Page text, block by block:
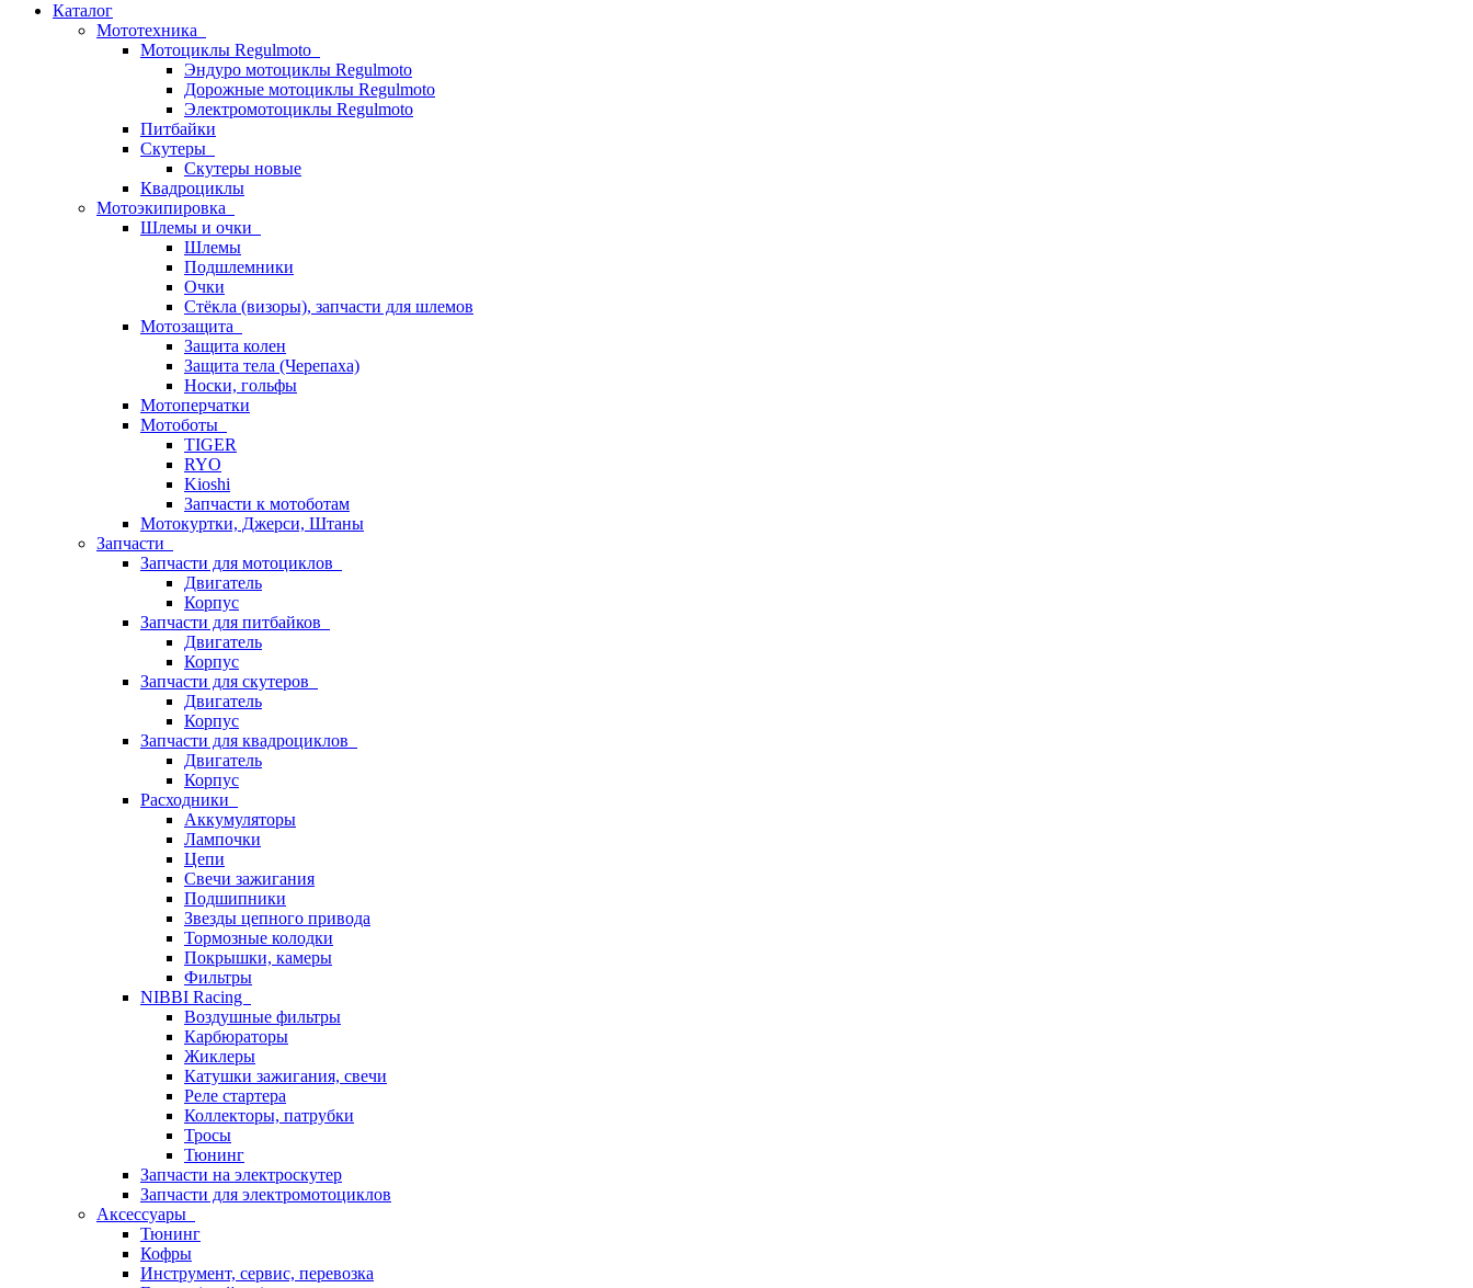
Каталог
Мототехника
Мотоциклы Regulmoto
Эндуро мотоциклы Regulmoto
Дорожные мотоциклы Regulmoto
Электромотоциклы Regulmoto
Питбайки
Скутеры
Скутеры новые
Квадроциклы
Мотоэкипировка
Шлемы и очки
Шлемы
Подшлемники
Очки
Стёкла (визоры), запчасти для шлемов
Мотозащита
Защита колен
Защита тела (Черепаха)
Носки, гольфы
Мотоперчатки
Мотоботы
TIGER
RYO
Kioshi
Запчасти к мотоботам
Мотокуртки, Джерси, Штаны
Запчасти
Запчасти для мотоциклов
Двигатель
Корпус
Запчасти для питбайков
Двигатель
Корпус
Запчасти для скутеров
Двигатель
Корпус
Запчасти для квадроциклов
Двигатель
Корпус
Расходники
Аккумуляторы
Лампочки
Цепи
Свечи зажигания
Подшипники
Звезды цепного привода
Тормозные колодки
Покрышки, камеры
Фильтры
NIBBI Racing
Воздушные фильтры
Карбюраторы
Жиклеры
Катушки зажигания, свечи
Реле стартера
Коллекторы, патрубки
Тросы
Тюнинг
Запчасти на электроскутер
Запчасти для электромотоциклов
Аксессуары
Тюнинг
Кофры
Инструмент, сервис, перевозка